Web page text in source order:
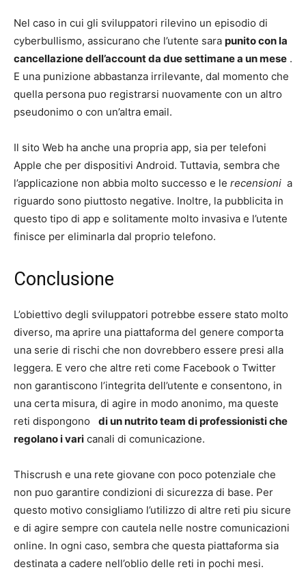
Nel caso in cui gli sviluppatori rilevino un episodio di
cyberbullismo, assicurano che l’utente sara punito con la
cancellazione dell’account da due settimane a un mese .
E una punizione abbastanza irrilevante, dal momento che
quella persona puo registrarsi nuovamente con un altro
pseudonimo o con un’altra email.
Il sito Web ha anche una propria app, sia per telefoni
Apple che per dispositivi Android. Tuttavia, sembra che
l’applicazione non abbia molto successo e le recensioni a
riguardo sono piuttosto negative. Inoltre, la pubblicita in
questo tipo di app e solitamente molto invasiva e l’utente
finisce per eliminarla dal proprio telefono.
Conclusione
L’obiettivo degli sviluppatori potrebbe essere stato molto
diverso, ma aprire una piattaforma del genere comporta
una serie di rischi che non dovrebbero essere presi alla
leggera. E vero che altre reti come Facebook o Twitter
non garantiscono l’integrita dell’utente e consentono, in
una certa misura, di agire in modo anonimo, ma queste
reti dispongono di un nutrito team di professionisti che
regolano i vari canali di comunicazione.
Thiscrush e una rete giovane con poco potenziale che
non puo garantire condizioni di sicurezza di base. Per
questo motivo consigliamo l’utilizzo di altre reti piu sicure
e di agire sempre con cautela nelle nostre comunicazioni
online. In ogni caso, sembra che questa piattaforma sia
destinata a cadere nell’oblio delle reti in pochi mesi.